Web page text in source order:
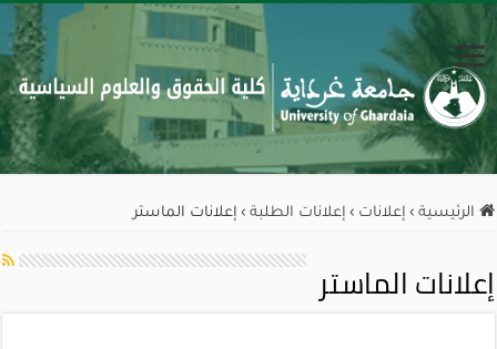
الرئيسية › إعلانات › إعلانات الطلبة › إعلانات الماستر
إعلانات الماستر